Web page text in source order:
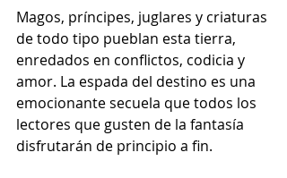
Magos, príncipes, juglares y criaturas
de todo tipo pueblan esta tierra,
enredados en conflictos, codicia y
amor. La espada del destino es una
emocionante secuela que todos los
lectores que gusten de la fantasía
disfrutarán de principio a fin.